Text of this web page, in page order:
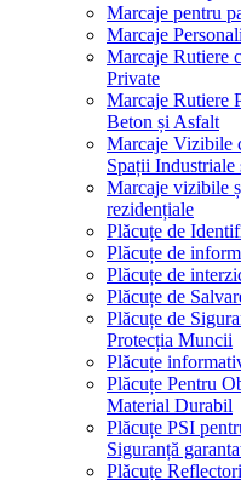
Marcaje pentru
Marcaje
Marcaje Rutiere
Private
Marcaje Rutiere
Beton și Asfalt
Marcaje Vizibile
Spații Industriale
Marcaje vizibile
rezidențiale
Plăcuțe de
Plăcuțe de
Plăcuțe de
Plăcuțe de
Plăcuțe de
Protecția Muncii
Plăcuțe
Plăcuțe Pentru
Material Durabil
Plăcuțe PSI
Siguranță
Plăcuțe